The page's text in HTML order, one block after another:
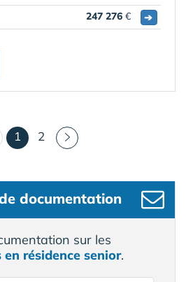
247 276 € ➔
1 (courant)
2
documentation
sur les
résidence senior.